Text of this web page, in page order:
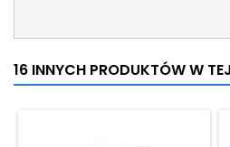
16 INNYCH PRODUKTÓW W